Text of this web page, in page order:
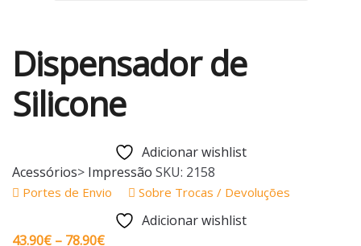
Dispensador de
Silicone
Adicionar wishlist
Acessórios> Impressão SKU: 2158
Portes de Envio Sobre Trocas / Devoluções
Adicionar wishlist
43.90€ – 78.90€Price